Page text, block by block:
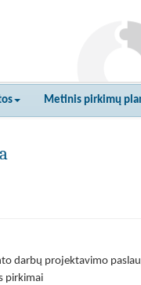
Metinis pirkimų
darbų projektavimo
pirkimai